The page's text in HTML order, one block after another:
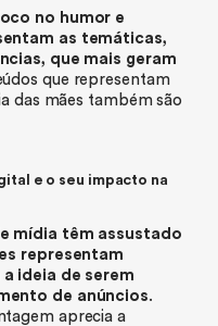
no humor e
as temáticas,
que mais geram
que representam
das mães também são
e o seu impacto na
mídia têm assustado
representam
ideia de serem
de anúncios.
aprecia a